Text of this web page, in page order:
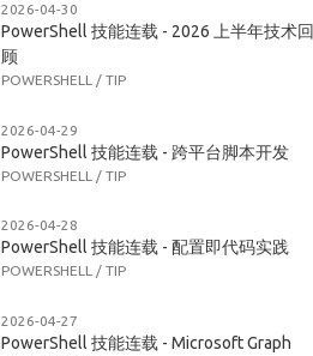
2026-04-30
PowerShell 技能连载 - 2026 上半年技术回
顾
POWERSHELL / TIP
2026-04-29
PowerShell 技能连载 - 跨平台脚本开发
POWERSHELL / TIP
2026-04-28
PowerShell 技能连载 - 配置即代码实践
POWERSHELL / TIP
2026-04-27
PowerShell 技能连载 - Microsoft Graph